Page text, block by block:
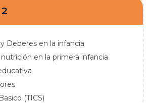
Deberes en la infancia
en la primera infancia
(TICS)